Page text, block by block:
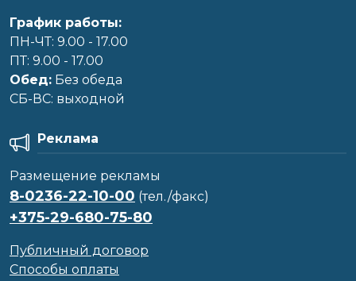
График работы:
ПН-ЧТ: 9.00 - 17.00
ПТ: 9.00 - 17.00
Обед: Без обеда
CБ-ВС: выходной
Реклама
Размещение рекламы
8-0236-22-10-00 (тел./факс)
+375-29-680-75-80
Публичный договор
Способы оплаты